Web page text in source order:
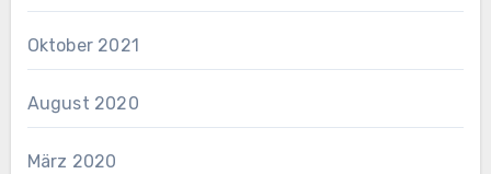
Oktober 2021
August 2020
März 2020